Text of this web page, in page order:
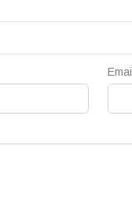
Email